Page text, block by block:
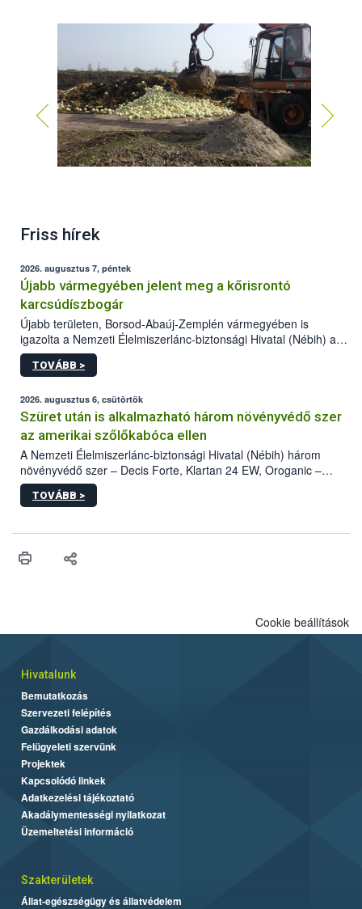
Friss hírek
2026. augusztus 7, péntek
Újabb vármegyében jelent meg a kőrisrontó
karcsúdíszbogár
Újabb területen, Borsod-Abaúj-Zemplén vármegyében is
igazolta a Nemzeti Élelmiszerlánc-biztonsági Hivatal (Nébih) a
kőrisrontó karcsúdíszbogár (Agrilus planipennis) jelenlétét. A
kártevőt nem csak színcsapdában találták meg, de már fertőzött
az intenzív felderítést, emellett az intézkedéseket a szlovák
hatósággal is összehangolják a terjedés megállítása érdekében.
TOVÁBB >
2026. augusztus 6, csütörtök
Szüret után is alkalmazható három növényvédő szer
az amerikai szőlőkabóca ellen
A Nemzeti Élelmiszerlánc-biztonsági Hivatal (Nébih) három
növényvédő szer – Decis Forte, Klartan 24 EW, Oroganic –
engedélyokiratát módosította, így azok a szüretet követően,
egészen a vesszőérettség (BBCH 91) stádiumáig
érésű szőlőkben is legyen lehetőség a károsító elleni további
felhasználók számára is elérhető és ökológiai termesztésben is
TOVÁBB >
Cookie beállítások
Hivatalunk
Bemutatkozás
Szervezeti felépítés
Gazdálkodási adatok
Felügyeleti szervünk
Projektek
Kapcsolódó linkek
Adatkezelési tájékoztató
Akadálymentességi nyilatkozat
Üzemeltetési információ
Szakterületek
Állat-egészségügy és állatvédelem